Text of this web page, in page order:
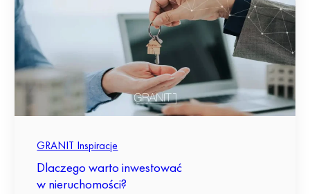
GRANIT Inspiracje
Dlaczego warto inwestować
w nieruchomości?